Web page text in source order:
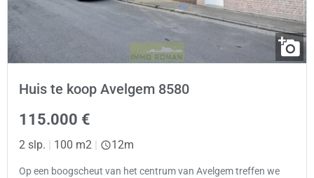
Huis te koop Avelgem 8580
115.000 €
2 slp. 100 m2 12m
Op een boogscheut van het centrum van Avelgem treffen we